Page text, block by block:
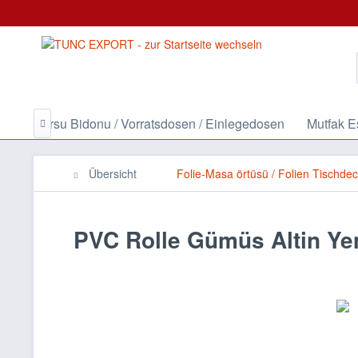
& Tursu Bidonu / Vorratsdosen / Einlegedosen Mutfak

Übersicht Folie-Masa örtüsü / Folien
PVC Rolle Gümüs Altin